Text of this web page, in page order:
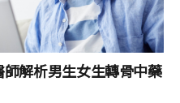
解析男生女生轉骨中藥